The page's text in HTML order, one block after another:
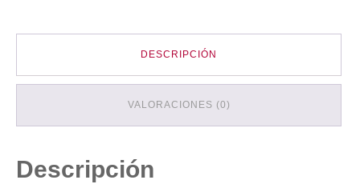
DESCRIPCIÓN
VALORACIONES (0)
Descripción